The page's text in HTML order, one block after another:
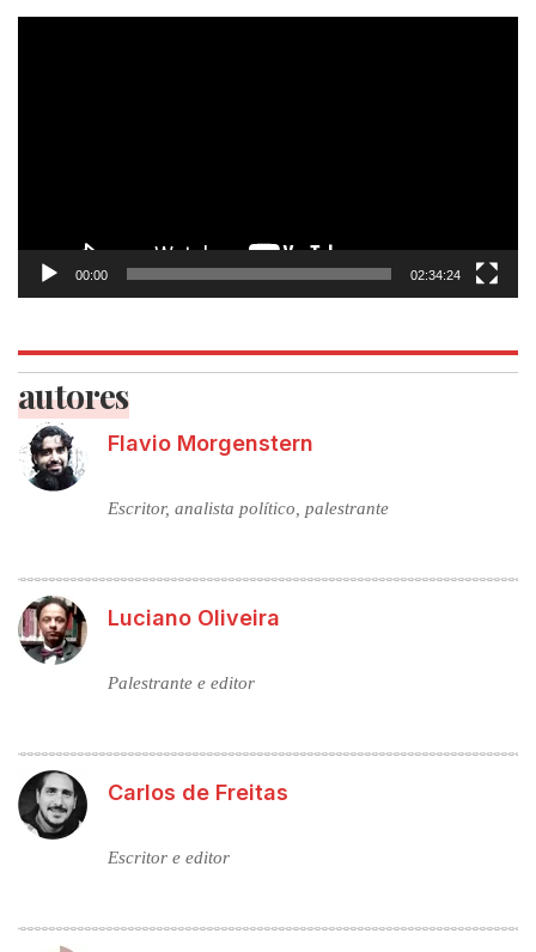
Tocador
00:00 02:34:24
autores
Flavio Morgenstern
Escritor, analista político, palestrante
Luciano Oliveira
Palestrante e editor
Carlos de Freitas
Escritor e editor